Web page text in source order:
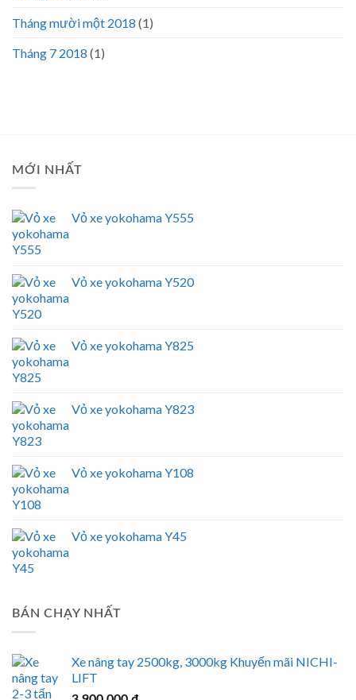
Tháng mười một 2018 (1)
Tháng 7 2018 (1)
MỚI NHẤT
Vỏ xe yokohama Y555
Vỏ xe yokohama Y520
Vỏ xe yokohama Y825
Vỏ xe yokohama Y823
Vỏ xe yokohama Y108
Vỏ xe yokohama Y45
BÁN CHẠY NHẤT
Xe nâng tay 2500kg, 3000kg Khuyến mãi NICHI-
LIFT